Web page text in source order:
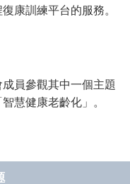
康訓練平台的服務。
員參觀其中一個主題
慧健康老齡化」。